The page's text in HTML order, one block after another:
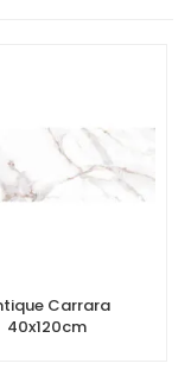
Carrara
40x120cm